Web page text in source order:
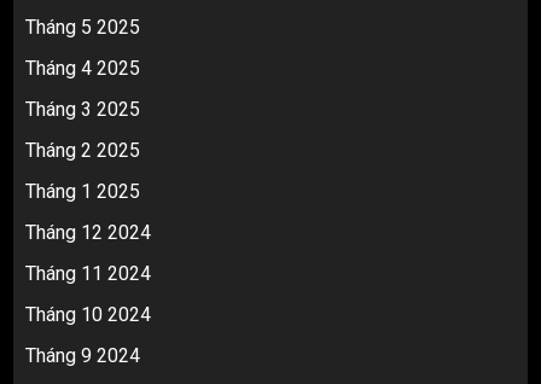
Tháng 5 2025
Tháng 4 2025
Tháng 3 2025
Tháng 2 2025
Tháng 1 2025
Tháng 12 2024
Tháng 11 2024
Tháng 10 2024
Tháng 9 2024